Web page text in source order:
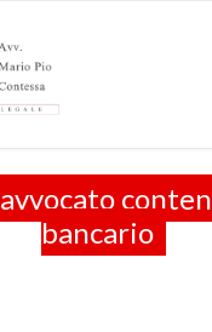
avvocato
bancario